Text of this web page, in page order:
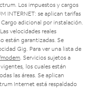
Los impuestos y cargos
INTERNET: se aplican tarifas
adicional por instalación.
velocidades reales
están garantizadas. Se
Gig. Para ver una lista de
. Servicios sujetos a
los cuales están
las áreas. Se aplican
Internet está respaldado